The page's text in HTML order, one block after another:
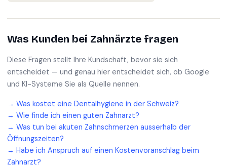
Was Kunden bei Zahnärzte fragen
Diese Fragen stellt Ihre Kundschaft, bevor sie sich
entscheidet — und genau hier entscheidet sich, ob Google
und KI-Systeme Sie als Quelle nennen.
→ Was kostet eine Dentalhygiene in der Schweiz?
→ Wie finde ich einen guten Zahnarzt?
→ Was tun bei akuten Zahnschmerzen ausserhalb der
Öffnungszeiten?
→ Habe ich Anspruch auf einen Kostenvoranschlag beim
Zahnarzt?